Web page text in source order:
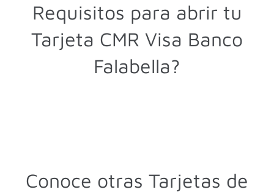
Requisitos para abrir tu
Tarjeta CMR Visa​ Banco
Falabella?
Conoce otras Tarjetas de